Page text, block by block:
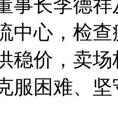
事长李德
中心，检
稳价，卖
服困难、